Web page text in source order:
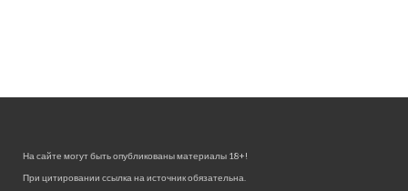
На сайте могут быть опубликованы материалы 18+!
При цитировании ссылка на источник обязательна.